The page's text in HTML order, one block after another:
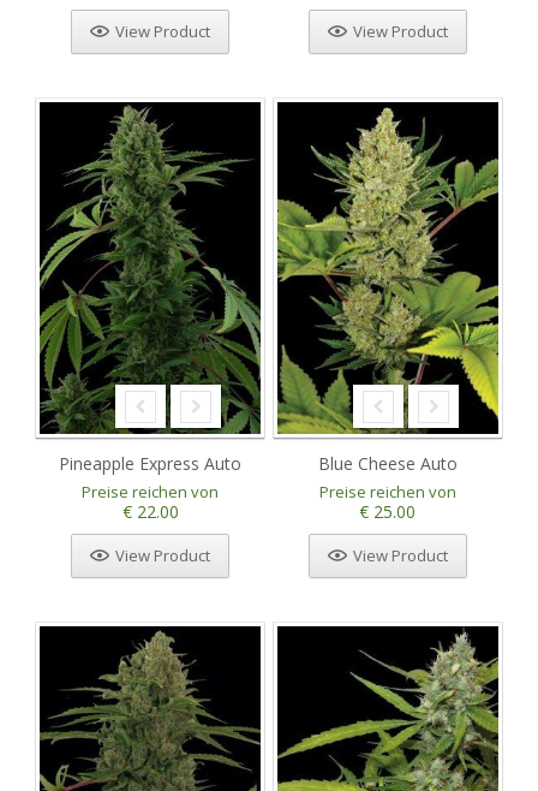
View Product View Product
Pineapple Express Auto
Preise reichen von
€ 22.00
View Product
Blue Cheese Auto
Preise reichen von
€ 25.00
View Product